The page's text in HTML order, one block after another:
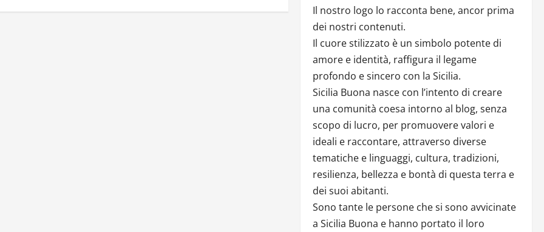
IL
Il nostro logo lo racconta bene, ancor prima
dei nostri contenuti.
Il cuore stilizzato è un simbolo potente di
amore e identità, raffigura il legame
profondo e sincero con la Sicilia.
Sicilia Buona nasce con l’intento di creare
una comunità coesa intorno al blog, senza
scopo di lucro, per promuovere valori e
ideali e raccontare, attraverso diverse
tematiche e linguaggi, cultura, tradizioni,
resilienza, bellezza e bontà di questa terra e
dei suoi abitanti.
Sono tante le persone che si sono avvicinate
a Sicilia Buona e hanno portato il loro